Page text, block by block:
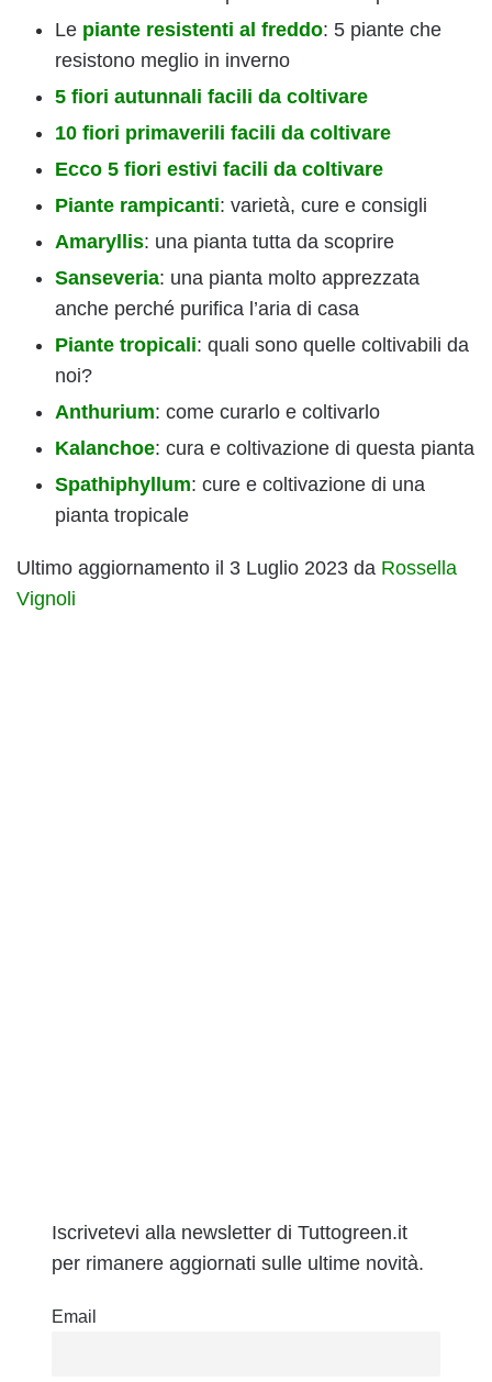
Le piante resistenti al freddo: 5 piante che
resistono meglio in inverno
5 fiori autunnali facili da coltivare
10 fiori primaverili facili da coltivare
Ecco 5 fiori estivi facili da coltivare
Piante rampicanti: varietà, cure e consigli
Amaryllis: una pianta tutta da scoprire
Sanseveria: una pianta molto apprezzata
anche perché purifica l’aria di casa
Piante tropicali: quali sono quelle coltivabili da
noi?
Anthurium: come curarlo e coltivarlo
Kalanchoe: cura e coltivazione di questa pianta
Spathiphyllum: cure e coltivazione di una
pianta tropicale
Ultimo aggiornamento il 3 Luglio 2023 da Rossella
Vignoli
Iscrivetevi alla newsletter di Tuttogreen.it
per rimanere aggiornati sulle ultime novità.
Email